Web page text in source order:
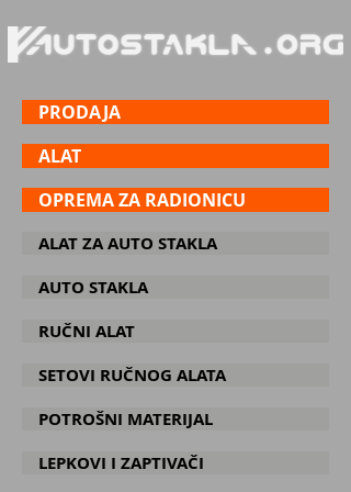
PRODAJA
ALAT
OPREMA ZA RADIONICU
ALAT ZA AUTO STAKLA
AUTO STAKLA
RUČNI ALAT
SETOVI RUČNOG ALATA
POTROŠNI MATERIJAL
LEPKOVI I ZAPTIVAČI